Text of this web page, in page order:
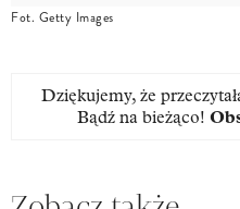
Fot. Getty Images
Dziękujemy, że
Bądź na bieżąco!